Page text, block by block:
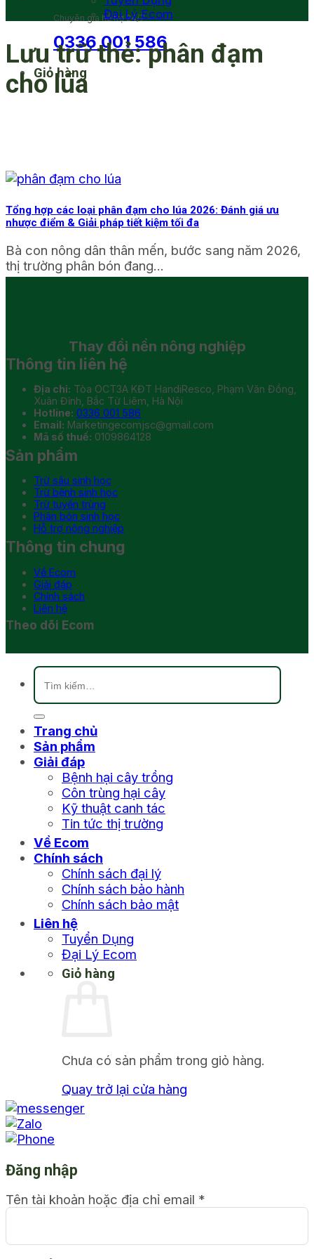
Chuyên gia hỗ trợ 24/7
0336 001 586
Giỏ hàng
Đại Lý Ecom
Lưu trữ thẻ:phân đạm
cho lúa
Tổng hợp các loại phân đạm cho lúa 2026: Đánh giá ưu
nhược điểm & Giải pháp tiết kiệm tối đa
Bà con nông dân thân mến, bước sang năm 2026,
thị trường phân bón đang...
Thay đổi nền nông nghiệp
Thông tin liên hệ
Địa chỉ: Tòa OCT3A KĐT HandiResco, Phạm Văn Đồng,
Xuân Đỉnh, Bắc Từ Liêm, Hà Nội
Hotline: 0336 001 586
Email: Marketingecomjsc@gmail.com
Mã số thuế: 0109864128
Sản phẩm
Trừ sâu sinh học
Trừ bệnh sinh học
Trừ tuyến trùng
Phân bón sinh học
Hỗ trợ nông nghiệp
Thông tin chung
Về Ecom
Giải đáp
Chính sách
Liên hệ
Theo dõi Ecom
Tìm
kiếm:
Trang chủ
Sản phẩm
Giải đáp
Bệnh hại cây trồng
Côn trùng hại cây
Kỹ thuật canh tác
Tin tức thị trường
Về Ecom
Chính sách
Chính sách đại lý
Chính sách bảo hành
Chính sách bảo mật
Liên hệ
Tuyển Dụng
Đại Lý Ecom
Giỏ hàng
Chưa có sản phẩm trong giỏ hàng.
Quay trở lại cửa hàng
Đăng nhập
Tên tài khoản hoặc địa chỉ email *